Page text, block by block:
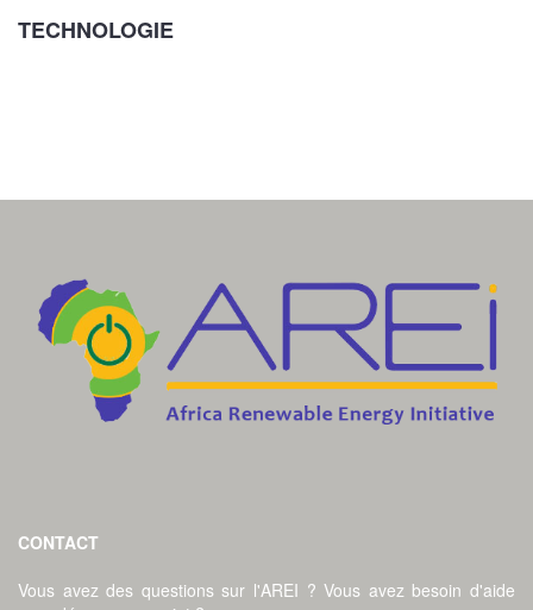
TECHNOLOGIE
CONTACT
Vous avez des questions sur l'AREI ? Vous avez besoin d'aide